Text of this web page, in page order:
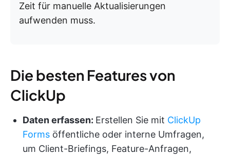
Zeit für manuelle Aktualisierungen
aufwenden muss.
Die besten Features von
ClickUp
Daten erfassen: Erstellen Sie mit ClickUp
Forms öffentliche oder interne Umfragen,
um Client-Briefings, Feature-Anfragen,